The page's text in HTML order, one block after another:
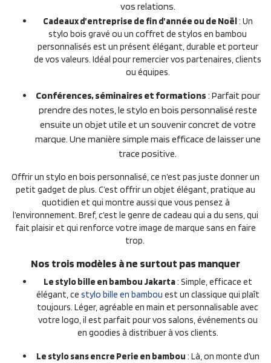
vos relations.
Cadeaux d’entreprise de fin d’année ou de Noël: Un
stylo bois gravé ou un coffret de stylos en bambou
personnalisés est un présent élégant, durable et porteur
de vos valeurs. Idéal pour remercier vos partenaires, clients
ou équipes.
Conférences, séminaires et formations : Parfait pour
prendre des notes, le stylo en bois personnalisé reste
ensuite un objet utile et un souvenir concret de votre
marque. Une manière simple mais efficace de laisser une
trace positive.
Offrir un stylo en bois personnalisé, ce n’est pas juste donner un
petit gadget de plus. C’est offrir un objet élégant, pratique au
quotidien et qui montre aussi que vous pensez à
l’environnement. Bref, c’est le genre de cadeau qui a du sens, qui
fait plaisir et qui renforce votre image de marque sans en faire
trop.
Nos trois modèles à ne surtout pas manquer
Le stylo bille en bambou Jakarta: Simple, efficace et
élégant, ce stylo bille en bambou est un classique qui plaît
toujours. Léger, agréable en main et personnalisable avec
votre logo, il est parfait pour vos salons, événements ou
en goodies à distribuer à vos clients.
Le stylo sans encre Perie en bambou : Là, on monte d’un